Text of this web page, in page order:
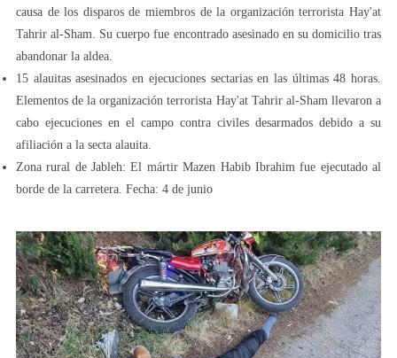
causa de los disparos de miembros de la organización terrorista Hay'at
Tahrir al-Sham. Su cuerpo fue encontrado asesinado en su domicilio tras
abandonar la aldea.
15 alauitas asesinados en ejecuciones sectarias en las últimas 48 horas.
Elementos de la organización terrorista Hay'at Tahrir al-Sham llevaron a
cabo ejecuciones en el campo contra civiles desarmados debido a su
afiliación a la secta alauita.
Zona rural de Jableh: El mártir Mazen Habib Ibrahim fue ejecutado al
borde de la carretera. Fecha: 4 de junio